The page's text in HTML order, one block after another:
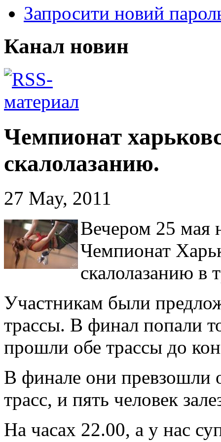
Запросити новий
Канал новин
Чемпионат
скалолазанию.
27 May, 2011
Вечером 25 мая
Чемпионат
скалолазанию в
Участникам были
трассы. В финал попали
прошли обе трассы до
В финале они превзошли
трасс, и пять человек
На часах 22.00, а у нас